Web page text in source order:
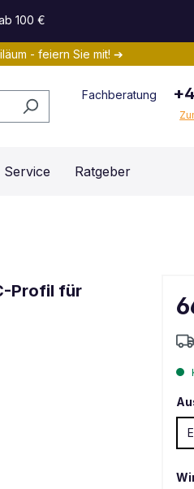
100 €
- feiern Sie mit! ➔
Fachberatung
Service Ratgeber
Profil für